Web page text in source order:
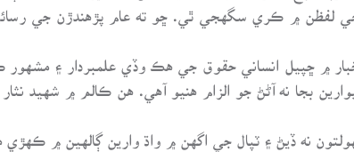
لفظن ۾ ڪري سگهجي ٿي. ڇو ته عام پڙهندڙن جي
۾ ڇپيل انساني حقوق جي هڪ وڏي علمبردار ۽ مشهور
بجا نه آڻڻ جو الزام هنيو آهي. هن ڪالم ۾ شهيد
نه ڏيڻ ۽ ٽپال جي اگهن ۾ واڌ وارين ڳالهين ۾